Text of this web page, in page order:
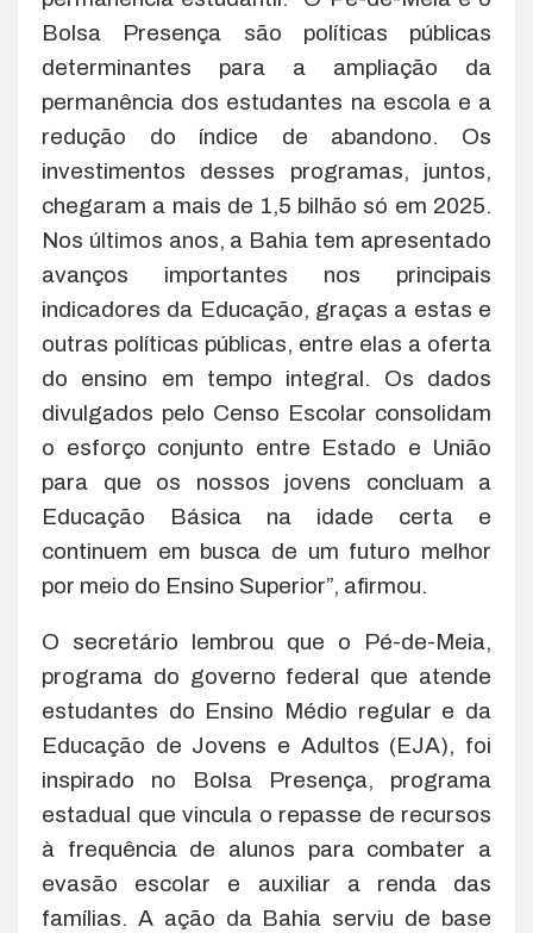
Bolsa Presença são políticas públicas
determinantes para a ampliação da
permanência dos estudantes na escola e a
redução do índice de abandono. Os
investimentos desses programas, juntos,
chegaram a mais de 1,5 bilhão só em 2025.
Nos últimos anos, a Bahia tem apresentado
avanços importantes nos principais
indicadores da Educação, graças a estas e
outras políticas públicas, entre elas a oferta
do ensino em tempo integral. Os dados
divulgados pelo Censo Escolar consolidam
o esforço conjunto entre Estado e União
para que os nossos jovens concluam a
Educação Básica na idade certa e
continuem em busca de um futuro melhor
por meio do Ensino Superior”, afirmou.
O secretário lembrou que o Pé-de-Meia,
programa do governo federal que atende
estudantes do Ensino Médio regular e da
Educação de Jovens e Adultos (EJA), foi
inspirado no Bolsa Presença, programa
estadual que vincula o repasse de recursos
à frequência de alunos para combater a
evasão escolar e auxiliar a renda das
famílias. A ação da Bahia serviu de base